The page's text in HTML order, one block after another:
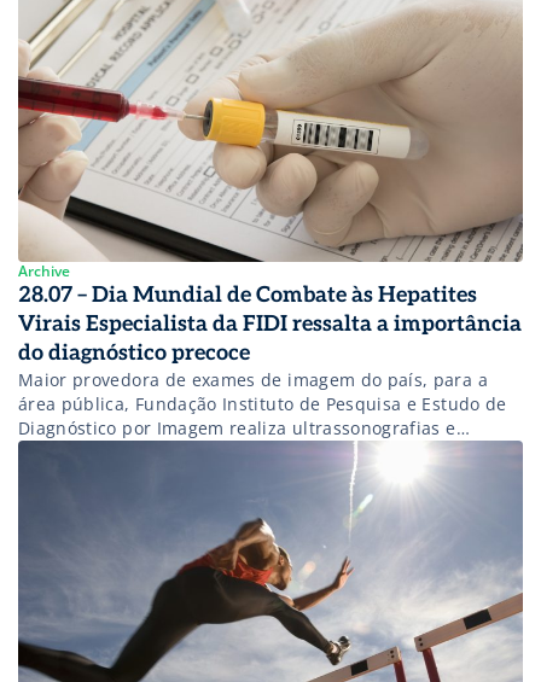
Archive
28.07 – Dia Mundial de Combate às Hepatites
Virais Especialista da FIDI ressalta a importância
do diagnóstico precoce
Maior provedora de exames de imagem do país, para a
área pública, Fundação Instituto de Pesquisa e Estudo de
Diagnóstico por Imagem realiza ultrassonografias e
tomografias, que auxiliam na detecção da doença, além de
promover capacitação para realização dos exames em seu
Núcleo de Ensino formado por especialistas altamente
gabaritados Criado em 2010 pela OMS […]